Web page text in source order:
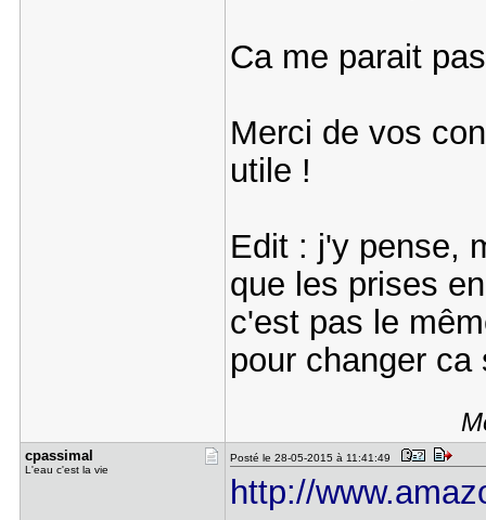
Ca me parait
Merci de vos
utile !
Edit : j'y pense,
que les prises
c'est pas le
pour changer
cpassimal
L'eau c'est la vie
Posté le 28-05-2015 à 11:41:49
http://